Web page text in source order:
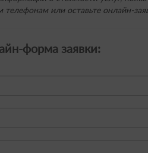
или оставьте онлайн-
форма заявки: